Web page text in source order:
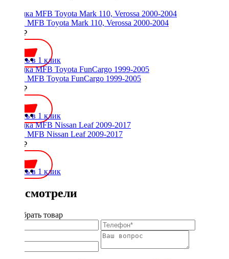
Рамка MFB Toyota Mark 110, Verossa 2000-2004
1700 ₽
Купить в 1 клик
Рамка MFB Toyota FunCargo 1999-2005
2800 ₽
Купить в 1 клик
Рамка MFB Nissan Leaf 2009-2017
2800 ₽
Купить в 1 клик
Вы смотрели
Подобрать товар